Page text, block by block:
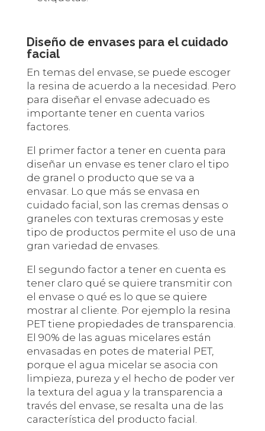
Diseño de envases para el cuidado
facial
En temas del envase, se puede escoger
la resina de acuerdo a la necesidad. Pero
para diseñar el envase adecuado es
importante tener en cuenta varios
factores.
El primer factor a tener en cuenta para
diseñar un envase es tener claro el tipo
de granel o producto que se va a
envasar. Lo que más se envasa en
cuidado facial, son las cremas densas o
graneles con texturas cremosas y este
tipo de productos permite el uso de una
gran variedad de envases.
El segundo factor a tener en cuenta es
tener claro qué se quiere transmitir con
el envase o qué es lo que se quiere
mostrar al cliente. Por ejemplo la resina
PET tiene propiedades de transparencia.
El 90% de las aguas micelares están
envasadas en potes de material PET,
porque el agua micelar se asocia con
limpieza, pureza y el hecho de poder ver
la textura del agua y la transparencia a
través del envase, se resalta una de las
característica del producto facial.